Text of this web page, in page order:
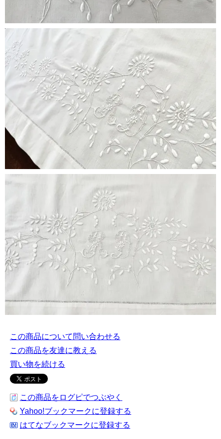
この商品について問い合わせる
この商品を友達に教える
買い物を続ける
この商品をログピでつぶやく
Yahoo!ブックマークに登録する
はてなブックマークに登録する